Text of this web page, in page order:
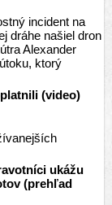
incident na
dráhe našiel dron
Alexander
ktorý
(video)
ukážu
(prehľad